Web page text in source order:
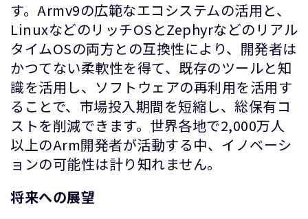
す。Armv9の広範なエコシステムの活用と、
LinuxなどのリッチOSとZephyrなどのリアル
タイムOSの両方との互換性により、開発者は
かつてない柔軟性を得て、既存のツールと知
識を活用し、ソフトウェアの再利用を活用す
ることで、市場投入期間を短縮し、総保有コ
ストを削減できます。世界各地で2,000万人
以上のArm開発者が活動する中、イノベーシ
ョンの可能性は計り知れません。
将来への展望